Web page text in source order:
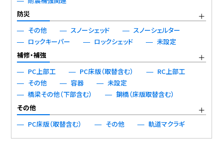
防災
その他
スノーシェッド
スノーシェルター
ロックキーパー
ロックシェッド
未設定
補修・補強
PC上部工
PC床版（取替含む）
RC上部工
その他
容器
未設定
橋梁その他（下部含む）
鋼橋（床版取替含む）
その他
PC床版（取替含む）
その他 軌道マクラギ